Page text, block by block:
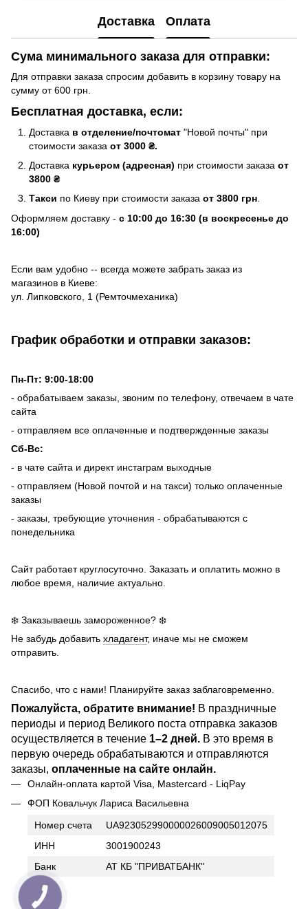
Доставка Оплата
Сума минимального заказа для отправки:
Для отправки заказа спросим добавить в корзину товару на
сумму от 600 грн.
Бесплатная доставка, если:
Доставка в отделение/почтомат "Новой почты" при
стоимости заказа от 3000 ₴.
Доставка курьером (адресная) при стоимости заказа от
3800 ₴
Такси по Киеву при стоимости заказа от 3800 грн.
Оформляем доставку - с 10:00 до 16:30 (в воскресенье до
16:00)
Если вам удобно -- всегда можете забрать заказ из
магазинов в Киеве:
ул. Липковского, 1 (Ремточмеханика)
График обработки и отправки заказов:
Пн-Пт: 9:00-18:00
- обрабатываем заказы, звоним по телефону, отвечаем в чате
сайта
- отправляем все оплаченные и подтвержденные заказы
Сб-Вс:
- в чате сайта и директ инстаграм выходные
- отправляем (Новой почтой и на такси) только оплаченные
заказы
- заказы, требующие уточнения - обрабатываются с
понедельника
Сайт работает круглосуточно. Заказать и оплатить можно в
любое время, наличие актуально.
❄️ Заказываешь замороженное? ❄️
Не забудь добавить хладагент, иначе мы не сможем
отправить.
Спасибо, что с нами! Планируйте заказ заблаговременно.
Пожалуйста, обратите внимание! В праздничные
периоды и период Великого поста отправка заказов
осуществляется в течение 1–2 дней. В это время в
первую очередь обрабатываются и отправляются
заказы, оплаченные на сайте онлайн.
Онлайн-оплата картой Visa, Mastercard - LiqPay
ФОП Ковальчук Лариса Васильевна
Номер счета
UA923052990000026009005012075
ИНН
3001900243
Банк
АТ КБ "ПРИВАТБАНК"